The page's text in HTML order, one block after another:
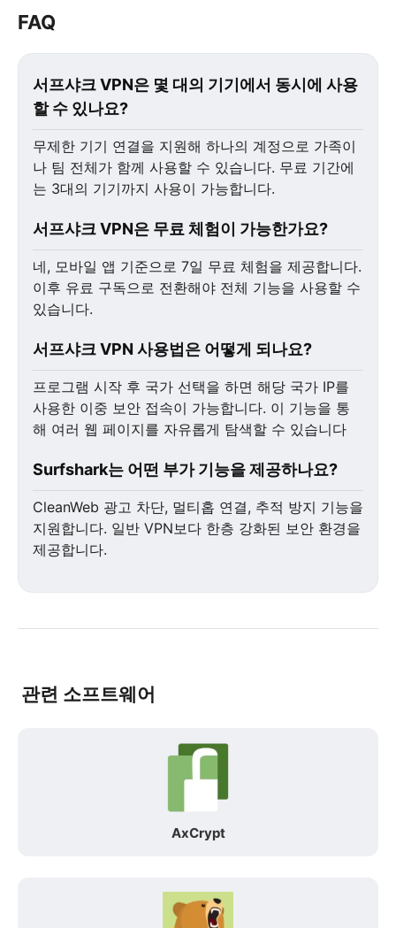
FAQ
서프샤크 VPN은 몇 대의 기기에서 동시에 사용
할 수 있나요?
무제한 기기 연결을 지원해 하나의 계정으로 가족이
나 팀 전체가 함께 사용할 수 있습니다. 무료 기간에
는 3대의 기기까지 사용이 가능합니다.
서프샤크 VPN은 무료 체험이 가능한가요?
네, 모바일 앱 기준으로 7일 무료 체험을 제공합니다.
이후 유료 구독으로 전환해야 전체 기능을 사용할 수
있습니다.
서프샤크 VPN 사용법은 어떻게 되나요?
프로그램 시작 후 국가 선택을 하면 해당 국가 IP를
사용한 이중 보안 접속이 가능합니다. 이 기능을 통
해 여러 웹 페이지를 자유롭게 탐색할 수 있습니다
Surfshark는 어떤 부가 기능을 제공하나요?
CleanWeb 광고 차단, 멀티홉 연결, 추적 방지 기능을
지원합니다. 일반 VPN보다 한층 강화된 보안 환경을
제공합니다.
관련 소프트웨어
AxCrypt